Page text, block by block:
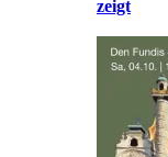
zeigt